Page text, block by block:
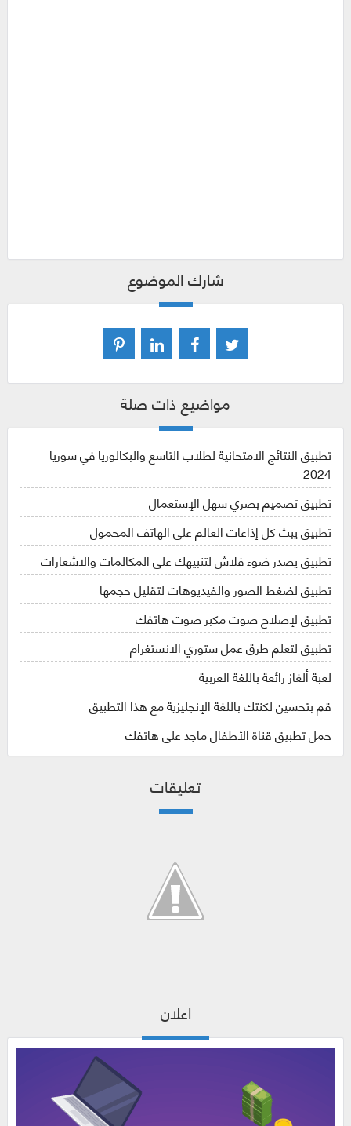
شارك الموضوع
مواضيع ذات صلة
تطبيق النتائج الامتحانية لطلاب التاسع والبكالوريا في سوريا
2024
تطبيق تصميم بصري سهل الإستعمال
تطبيق يبث كل إذاعات العالم على الهاتف المحمول
تطبيق يصدر ضوء فلاش لتنبيهك على المكالمات والاشعارات
تطبيق لضغط الصور والفيديوهات لتقليل حجمها
تطبيق لإصلاح صوت مكبر صوت هاتفك
تطبيق لتعلم طرق عمل ستوري الانستغرام
لعبة ألغاز رائعة باللغة العربية
قم بتحسين لكنتك باللغة الإنجليزية مع هذا التطبيق
حمل تطبيق قناة الأطفال ماجد على هاتفك
تعليقات
اعلان